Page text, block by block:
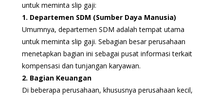
untuk meminta slip gaji:
1. Departemen SDM (Sumber Daya Manusia)
Umumnya, departemen SDM adalah tempat utama
untuk meminta slip gaji. Sebagian besar perusahaan
menetapkan bagian ini sebagai pusat informasi terkait
kompensasi dan tunjangan karyawan.
2. Bagian Keuangan
Di beberapa perusahaan, khususnya perusahaan kecil,